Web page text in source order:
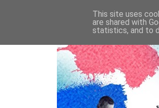
This site uses
are shared with
statistics, and to